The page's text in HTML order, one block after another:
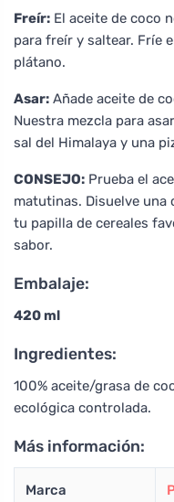
Freír: El aceite de coco
para freír y saltear. Fríe
plátano.
Asar: Añade aceite de
Nuestra mezcla para
sal del Himalaya y una
CONSEJO: Prueba el
matutinas. Disuelve una
tu papilla de cereales
sabor.
Embalaje:
420 ml
Ingredientes:
100% aceite/grasa de
ecológica controlada.
Más información:
Marca